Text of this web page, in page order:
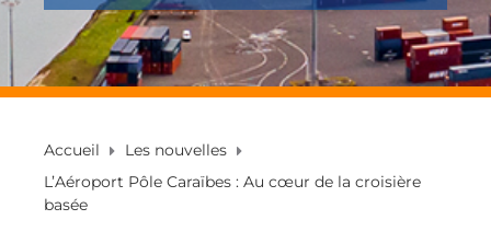
Accueil
Les nouvelles
L’Aéroport Pôle Caraïbes : Au cœur de la croisière
basée